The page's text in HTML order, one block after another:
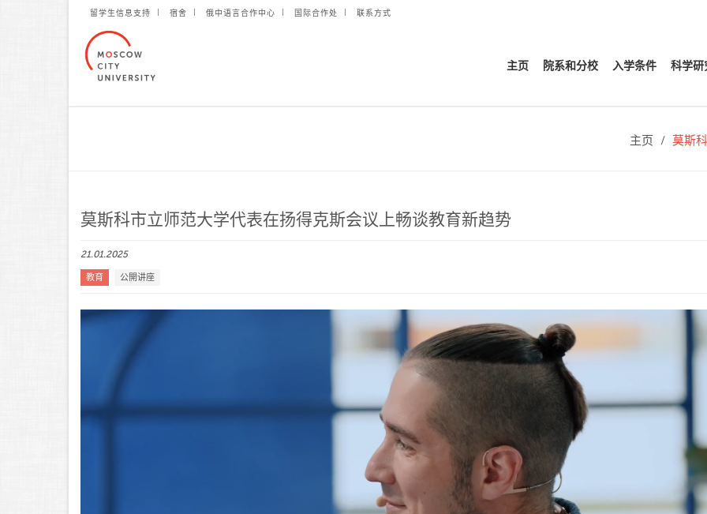
留学生信息支持 宿舍 俄中语言合作中心 国际合作处 联系方式
主页 院系和分校 入学条件 科学研
主页 莫斯
莫斯科市立师范大学代表在扬得克斯会议上畅谈教育新趋势
21.01.2025
教育 公開讲座